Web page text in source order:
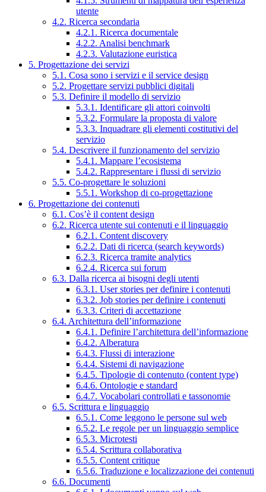
utente
4.2. Ricerca secondaria
4.2.1. Ricerca documentale
4.2.2. Analisi benchmark
4.2.3. Valutazione euristica
5. Progettazione dei servizi
5.1. Cosa sono i servizi e il service design
5.2. Progettare servizi pubblici digitali
5.3. Definire il modello di servizio
5.3.1. Identificare gli attori coinvolti
5.3.2. Formulare la proposta di valore
5.3.3. Inquadrare gli elementi costitutivi del
servizio
5.4. Descrivere il funzionamento del servizio
5.4.1. Mappare l’ecosistema
5.4.2. Rappresentare i flussi di servizio
5.5. Co-progettare le soluzioni
5.5.1. Workshop di co-progettazione
6. Progettazione dei contenuti
6.1. Cos’è il content design
6.2. Ricerca utente sui contenuti e il linguaggio
6.2.1. Content discovery
6.2.2. Dati di ricerca (search keywords)
6.2.3. Ricerca tramite analytics
6.2.4. Ricerca sui forum
6.3. Dalla ricerca ai bisogni degli utenti
6.3.1. User stories per definire i contenuti
6.3.2. Job stories per definire i contenuti
6.3.3. Criteri di accettazione
6.4. Architettura dell’informazione
6.4.1. Definire l’architettura dell’informazione
6.4.2. Alberatura
6.4.3. Flussi di interazione
6.4.4. Sistemi di navigazione
6.4.5. Tipologie di contenuto (content type)
6.4.6. Ontologie e standard
6.4.7. Vocabolari controllati e tassonomie
6.5. Scrittura e linguaggio
6.5.1. Come leggono le persone sul web
6.5.2. Le regole per un linguaggio semplice
6.5.3. Microtesti
6.5.4. Scrittura collaborativa
6.5.5. Content critique
6.5.6. Traduzione e localizzazione dei contenuti
6.6. Documenti